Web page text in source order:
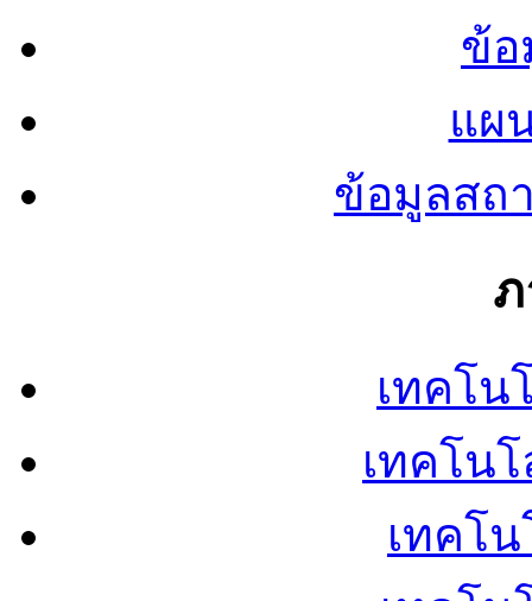
ข้อ
แผ
ข้อมูลสถ
เทคโน
เทคโน
เทคโ